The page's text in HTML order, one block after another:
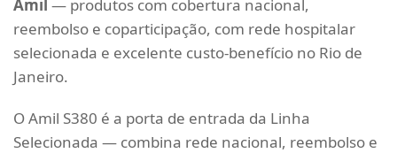
Amil — produtos com cobertura nacional,
reembolso e coparticipação, com rede hospitalar
selecionada e excelente custo-benefício no Rio de
Janeiro.
O Amil S380 é a porta de entrada da Linha
Selecionada — combina rede nacional, reembolso e